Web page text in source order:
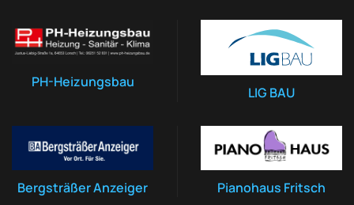
PH-Heizungsbau
LIG BAU
Bergsträßer Anzeiger Pianohaus Fritsch